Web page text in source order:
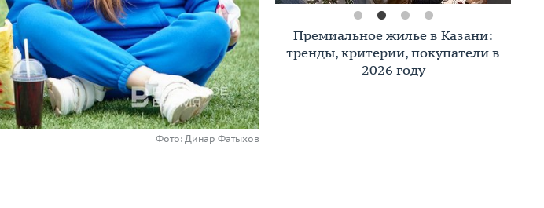
Фото: Динар Фатыхов
Премиальное жилье в Казани:
тренды, критерии, покупатели в
2026 году